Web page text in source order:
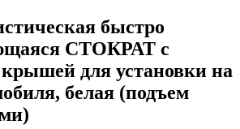
быстро
СТОКРАТ с
для установки на
белая (подъем